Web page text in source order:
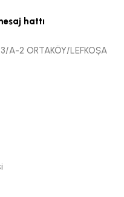
hattı
A-2 ORTAKÖY/LEFKOŞA